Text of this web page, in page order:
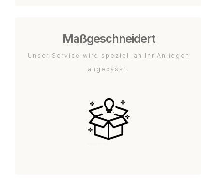
Maßgeschneidert
Unser Service wird speziell an Ihr Anliegen
angepasst.